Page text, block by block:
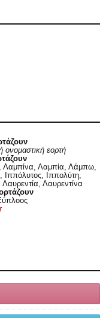
ονομαστική εορτή
Λαμπία, Λάμπω,
Ιππολύτη,
Λαυρεντίνα